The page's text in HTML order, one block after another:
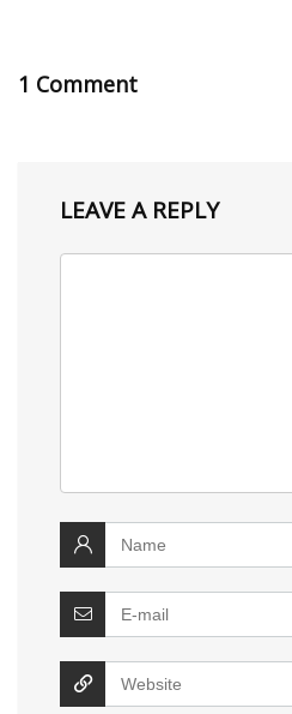
1 Comment
LEAVE A REPLY